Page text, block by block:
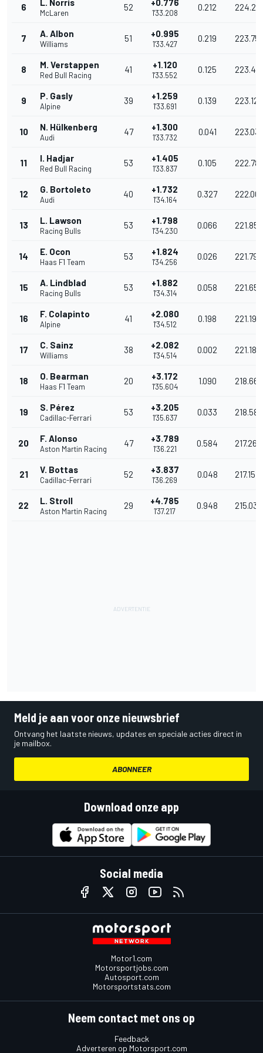
6 L. Norris
McLaren
52 +0.776
1'33.208
0.212
7 A. Albon
Williams
51 +0.995
1'33.427
0.219
8 M. Verstappen
Red Bull Racing
41 +1.120
1'33.552
0.125
9 P. Gasly
Alpine
39 +1.259
1'33.691
0.139 223.129
10 N. Hülkenberg
Audi
47 +1.300
1'33.732
0.041 223.031
11 I. Hadjar
Red Bull Racing
53 +1.405
1'33.837
0.105
12 G. Bortoleto
Audi
40 +1.732
1'34.164
0.327
13 L. Lawson
Racing Bulls
53 +1.798
1'34.230
0.066 221.852
14 E. Ocon
Haas F1 Team
53 +1.824
1'34.256
0.026 221.791
15 A. Lindblad
Racing Bulls
53 +1.882
1'34.314
0.058 221.655
16 F. Colapinto
Alpine
41 +2.080
1'34.512
0.198 221.190
17 C. Sainz
Williams
38 +2.082
1'34.514
0.002 221.186
18 O. Bearman
Haas F1 Team
20 +3.172
1'35.604
1.090 218.664
19 S. Pérez
Cadillac-Ferrari
53 +3.205
1'35.637
0.033 218.589
20 F. Alonso
Aston Martin Racing
47 +3.789
1'36.221
0.584 217.262
21 V. Bottas
Cadillac-Ferrari
52 +3.837
1'36.269
0.048 217.154
22 L. Stroll
Aston Martin Racing
29 +4.785
1'37.217
0.948 215.036
Meld je aan voor onze nieuwsbrief
Ontvang het laatste nieuws, updates en speciale acties direct in
je mailbox.
ABONNEER
Download onze app
Social media
Motor1.com
Motorsportjobs.com
Autosport.com
Motorsportstats.com
Neem contact met ons op
Feedback
Adverteren op Motorsport.com